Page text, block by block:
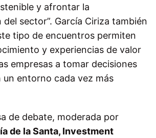
y afrontar la
sector”. García Ciriza también
tipo de encuentros permiten
y experiencias de valor
empresas a tomar decisiones
un entorno cada vez más
de debate, moderada por
de la Santa, Investment